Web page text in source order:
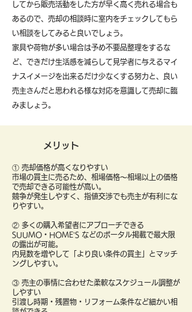
してから販売活動をした方が早く高く売れる場合も
あるので、売却の相談時に室内をチェックしてもら
い相談をしてみると良いでしょう。
​家具や荷物が多い場合は予め不要品整理をするな
ど、できだけ生活感を減らして見学者に与えるマイ
ナスイメージを出来るだけ少なくする努力と、良い
売主さんだと思われる様な対応を意識して売却に臨
みましょう。
メリット
① 売却価格が高くなりやすい
市場の買主に売るため、相場価格〜相場以上の価格
で売却できる可能性が高い。
競争が発生しやすく、指値交渉でも売主が有利にな
りやすい。
② 多くの購入希望者にアプローチできる
SUUMO・HOME’S などのポータル掲載で最大限
の露出が可能。
内見数を増やして「より良い条件の買主」とマッチ
ングしやすい。
③ 売主の事情に合わせた柔軟なスケジュール調整が
しやすい
引渡し時期・残置物・リフォーム条件など細かい相